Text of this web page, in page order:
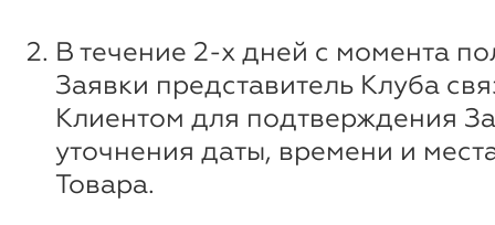
В течение 2-х дней с момента
Заявки представитель Клуба
Клиентом для подтверждения
уточнения даты, времени и
Товара.